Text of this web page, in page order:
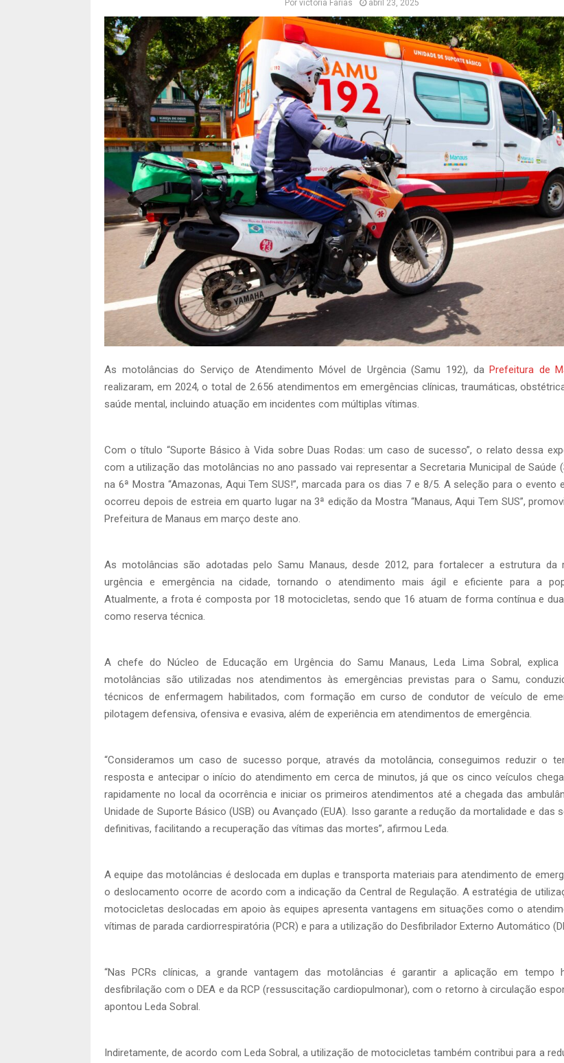
Por victoria Farias abril 23, 2025
As motolâncias do Serviço de Atendimento Móvel de Urgência (Samu 192), daPrefeitura de
realizaram, em 2024, o total de 2.656 atendimentos em emergências clínicas, traumáticas,
saúde mental, incluindo atuação em incidentes com múltiplas vítimas.
Com o título “Suporte Básico à Vida sobre Duas Rodas: um caso de sucesso”, o relato dessa
com a utilização das motolâncias no ano passado vai representar a Secretaria Municipal de Saúde
na 6ª Mostra “Amazonas, Aqui Tem SUS!”, marcada para os dias 7 e 8/5. A seleção para o evento
ocorreu depois de estreia em quarto lugar na 3ª edição da Mostra “Manaus, Aqui Tem SUS”,
Prefeitura de Manaus em março deste ano.
As motolâncias são adotadas pelo Samu Manaus, desde 2012, para fortalecer a estrutura da
urgência e emergência na cidade, tornando o atendimento mais ágil e eficiente para a
Atualmente, a frota é composta por 18 motocicletas, sendo que 16 atuam de forma contínua e
como reserva técnica.
A chefe do Núcleo de Educação em Urgência do Samu Manaus, Leda Lima Sobral, explica
motolâncias são utilizadas nos atendimentos às emergências previstas para o Samu,
técnicos de enfermagem habilitados, com formação em curso de condutor de veículo de
pilotagem defensiva, ofensiva e evasiva, além de experiência em atendimentos de emergência.
“Consideramos um caso de sucesso porque, através da motolância, conseguimos reduzir o
resposta e antecipar o início do atendimento em cerca de minutos, já que os cinco veículos
rapidamente no local da ocorrência e iniciar os primeiros atendimentos até a chegada das
Unidade de Suporte Básico (USB) ou Avançado (EUA). Isso garante a redução da mortalidade e das
definitivas, facilitando a recuperação das vítimas das mortes”, afirmou Leda.
A equipe das motolâncias é deslocada em duplas e transporta materiais para atendimento de
o deslocamento ocorre de acordo com a indicação da Central de Regulação. A estratégia de
motocicletas deslocadas em apoio às equipes apresenta vantagens em situações como o
vítimas de parada cardiorrespiratória (PCR) e para a utilização do Desfibrilador Externo Automático
“Nas PCRs clínicas, a grande vantagem das motolâncias é garantir a aplicação em tempo
desfibrilação com o DEA e da RCP (ressuscitação cardiopulmonar), com o retorno à circulação
apontou Leda Sobral.
Indiretamente, de acordo com Leda Sobral, a utilização de motocicletas também contribui para a